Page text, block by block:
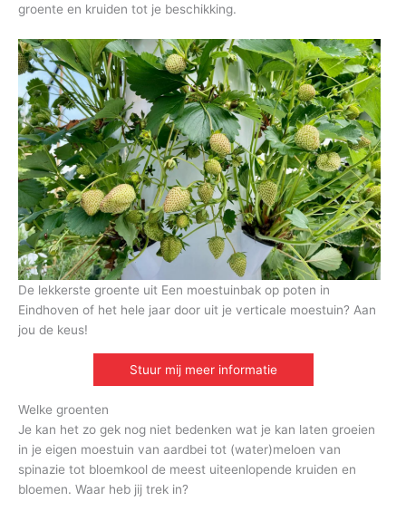
groente en kruiden tot je beschikking.
De lekkerste groente uit Een moestuinbak op poten in
Eindhoven of het hele jaar door uit je verticale moestuin? Aan
jou de keus!
Stuur mij meer informatie
Welke groenten
Je kan het zo gek nog niet bedenken wat je kan laten groeien
in je eigen moestuin van aardbei tot (water)meloen van
spinazie tot bloemkool de meest uiteenlopende kruiden en
bloemen. Waar heb jij trek in?